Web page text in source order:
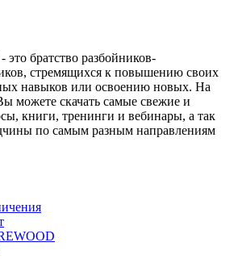
- это братство разбойников-
стремящихся к повышению своих
навыков или освоению новых. На
можете скачать самые свежие и
книги, тренинги и вебинары, а так
по самым разным направлениям